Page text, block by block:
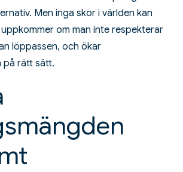
Men inga skor i världen kan
om man inte respekterar
löppassen, och ökar
på rätt sätt.